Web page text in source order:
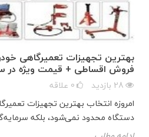
بهترین تجهیزات تعمیرگاهی
فروش اقساطی + قیمت ویژه در سال
28 بازدید 0 علاقه
امروزه انتخاب بهترین تجهیزات
دستگاه محدود نمی‌شود، بلکه